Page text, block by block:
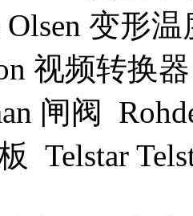
变形
视频转换
闸阀
Telstar